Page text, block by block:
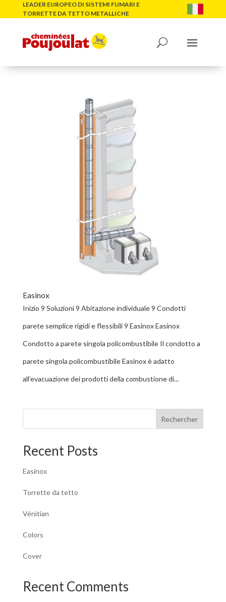
LEADER EUROPEO DI SISTEMI FUMARI E
TORRETTE DA TETTO METALLICHE
Easinox
Inizio 9 Soluzioni 9 Abitazione individuale 9 Condotti
parete semplice rigidi e flessibili 9 Easinox Easinox
Condotto a parete singola policombustibile Il condotto a
parete singola policombustibile Easinox è adatto
all’evacuazione dei prodotti della combustione di...
Rechercher
Recent Posts
Easinox
Torrette da tetto
Vénitian
Colors
Cover
Recent Comments